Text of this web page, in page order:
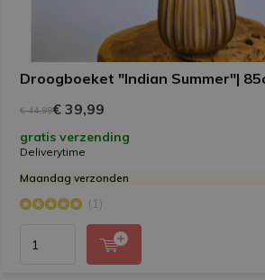
Droogboeket "Indian Summer"|
€ 44,99€ 39,99
gratis verzending
Deliverytime
Maandag verzonden
(1)